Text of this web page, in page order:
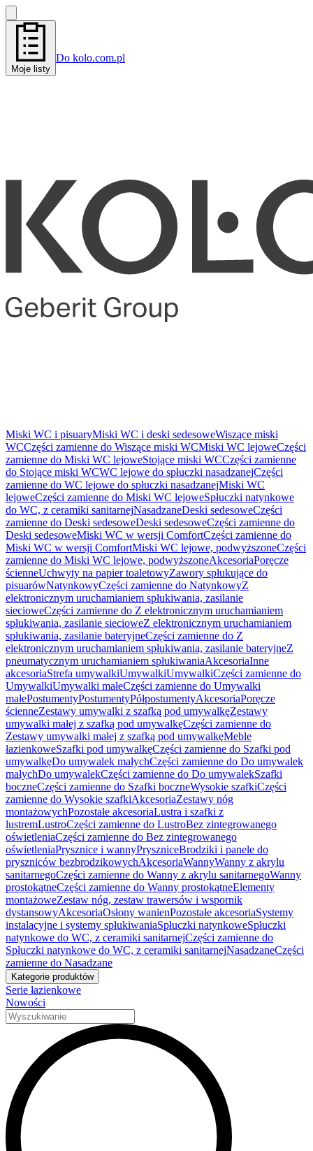
Moje listy
Do kolo.com.pl
Miski WC i pisuaryMiski WC i deski sedesoweWiszące miski
WCCzęści zamienne do Wiszące miski WCMiski WC lejoweCzęści
zamienne do Miski WC lejoweStojące miski WCCzęści zamienne
do Stojące miski WCWC lejowe do spłuczki nasadzanejCzęści
zamienne do WC lejowe do spłuczki nasadzanejMiski WC
lejoweCzęści zamienne do Miski WC lejoweSpłuczki natynkowe
do WC, z ceramiki sanitarnejNasadzaneDeski sedesoweCzęści
zamienne do Deski sedesoweDeski sedesoweCzęści zamienne do
Deski sedesoweMiski WC w wersji ComfortCzęści zamienne do
Miski WC w wersji ComfortMiski WC lejowe, podwyższoneCzęści
zamienne do Miski WC lejowe, podwyższoneAkcesoriaPoręcze
ścienneUchwyty na papier toaletowyZawory spłukujące do
pisuarówNatynkowyCzęści zamienne do NatynkowyZ
elektronicznym uruchamianiem spłukiwania, zasilanie
siecioweCzęści zamienne do Z elektronicznym uruchamianiem
spłukiwania, zasilanie siecioweZ elektronicznym uruchamianiem
spłukiwania, zasilanie bateryjneCzęści zamienne do Z
elektronicznym uruchamianiem spłukiwania, zasilanie bateryjneZ
pneumatycznym uruchamianiem spłukiwaniaAkcesoriaInne
akcesoriaStrefa umywalkiUmywalkiUmywalkiCzęści zamienne do
UmywalkiUmywalki małeCzęści zamienne do Umywalki
małePostumentyPostumentyPółpostumentyAkcesoriaPoręcze
ścienneZestawy umywalki z szafką pod umywalkęZestawy
umywalki małej z szafką pod umywalkęCzęści zamienne do
Zestawy umywalki małej z szafką pod umywalkęMeble
łazienkoweSzafki pod umywalkęCzęści zamienne do Szafki pod
umywalkęDo umywalek małychCzęści zamienne do Do umywalek
małychDo umywalekCzęści zamienne do Do umywalekSzafki
boczneCzęści zamienne do Szafki boczneWysokie szafkiCzęści
zamienne do Wysokie szafkiAkcesoriaZestawy nóg
montażowychPozostałe akcesoriaLustra i szafki z
lustremLustroCzęści zamienne do LustroBez zintegrowanego
oświetleniaCzęści zamienne do Bez zintegrowanego
oświetleniaPrysznice i wannyPryszniceBrodziki i panele do
pryszniców bezbrodzikowychAkcesoriaWannyWanny z akrylu
sanitarnegoCzęści zamienne do Wanny z akrylu sanitarnegoWanny
prostokątneCzęści zamienne do Wanny prostokątneElementy
montażoweZestaw nóg, zestaw trawersów i wspornik
dystansowyAkcesoriaOsłony wanienPozostałe akcesoriaSystemy
instalacyjne i systemy spłukiwaniaSpłuczki natynkoweSpłuczki
natynkowe do WC, z ceramiki sanitarnejCzęści zamienne do
Spłuczki natynkowe do WC, z ceramiki sanitarnejNasadzaneCzęści
zamienne do Nasadzane
Kategorie produktów
Serie łazienkowe
Nowości